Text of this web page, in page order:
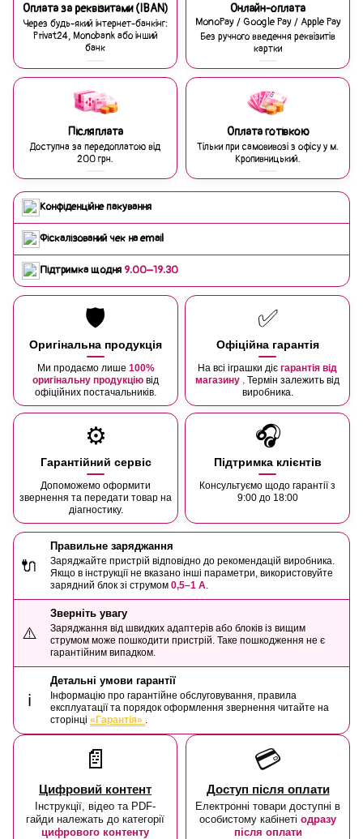
Оплата за реквізитами (IBAN)
Через будь-який інтернет-банкінг:
Privat24, Monobank або інший
банк
Онлайн-оплата
MonoPay / Google Pay / Apple Pay
Без ручного введення реквізитів
картки
Післяплата
Доступна за передоплатою від
200 грн.
Оплата готівкою
Тільки при самовивозі з офісу у м.
Кропивницький.
Конфіденційне пакування
Фіскалізований чек на email
Підтримка щодня 9:00–19:30
🛡️
Оригінальна продукція
Ми продаємо лише 100%
оригінальну продукцію від
офіційних постачальників.
✅
Офіційна гарантія
На всі іграшки діє гарантія від
магазину
. Термін залежить від
виробника.
⚙️
Гарантійний сервіс
Допоможемо оформити
звернення та передати товар на
діагностику.
🎧
Підтримка клієнтів
Консультуємо щодо гарантії з
9:00 до 18:00
🔌
Правильне заряджання
Заряджайте пристрій відповідно до рекомендацій виробника.
Якщо в інструкції не вказано інші параметри, використовуйте
зарядний блок зі струмом 0,5–1 А
⚠️
Зверніть увагу
Заряджання від швидких адаптерів або блоків із вищим
струмом може пошкодити пристрій. Таке пошкодження не є
гарантійним випадком.
ℹ️
Детальні умови гарантії
Інформацію про гарантійне обслуговування, правила
експлуатації та порядок оформлення звернення читайте на
сторінці «Гарантія»
📄
Цифровий контент
Інструкції, відео та PDF-
гайди належать до категорії
цифрового контенту
💳
Доступ після оплати
Електронні товари доступні в
особистому кабінеті одразу
після оплати